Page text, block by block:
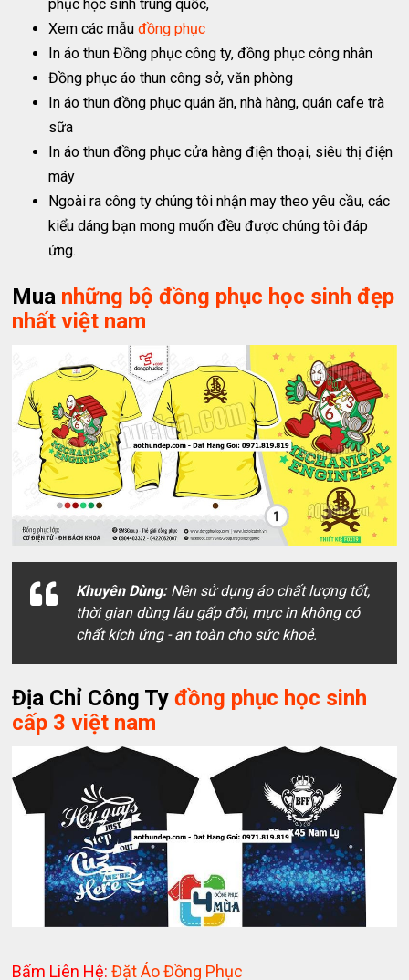
phục học sinh trung quốc,
Xem các mẫuđồng phục
In áo thun Đồng phục công ty, đồng phục công nhân
Đồng phục áo thun công sở, văn phòng
In áo thun đồng phục quán ăn, nhà hàng, quán cafe trà
sữa
In áo thun đồng phục cửa hàng điện thoại, siêu thị điện
máy
Ngoài ra công ty chúng tôi nhận may theo yêu cầu, các
kiểu dáng bạn mong muốn đều được chúng tôi đáp
ứng.
Mua những bộ đồng phục học sinh đẹp
nhất việt nam
Khuyên Dùng: Nên sử dụng áo chất lượng tốt,
thời gian dùng lâu gấp đôi, mực in không có
chất kích ứng - an toàn cho sức khoẻ.
Địa Chỉ Công Tyđồng phục học sinh
cấp 3 việt nam
Bấm Liên Hệ:Đặt Áo Đồng Phục